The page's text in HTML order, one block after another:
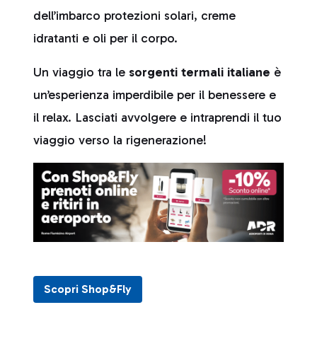
dell’imbarco protezioni solari, creme
idratanti e oli per il corpo.
Un viaggio tra le sorgenti termali italiane è
un’esperienza imperdibile per il benessere e
il relax. Lasciati avvolgere e intraprendi il tuo
viaggio verso la rigenerazione!
Scopri Shop&Fly